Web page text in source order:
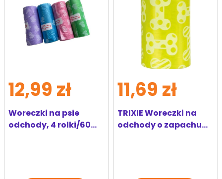
Woreczki na psie
odchody, 4 rolki/60
12,99 zł
TRIXIE Woreczki na
odchody o zapachu
11,69 zł